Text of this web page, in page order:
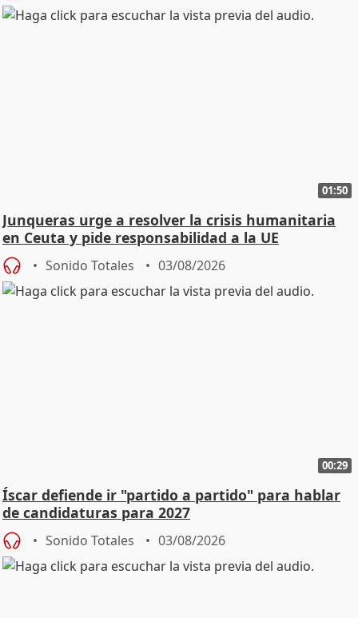
01:50
Junqueras urge a resolver la crisis humanitaria
en Ceuta y pide responsabilidad a la UE
Sonido Totales 03/08/2026
00:29
Íscar defiende ir "partido a partido" para hablar
de candidaturas para 2027
Sonido Totales 03/08/2026